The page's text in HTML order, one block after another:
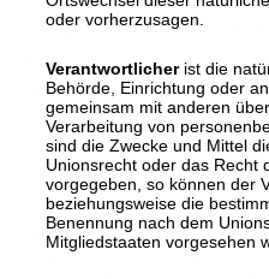
oder vorherzusagen.
Verantwortlicherist die
Behörde, Einrichtung oder
gemeinsam mit anderen
Verarbeitung von
sind die Zwecke und Mittel
Unionsrecht oder das Recht
vorgegeben, so können der
beziehungsweise die
Benennung nach dem
Mitgliedstaaten vorgesehen